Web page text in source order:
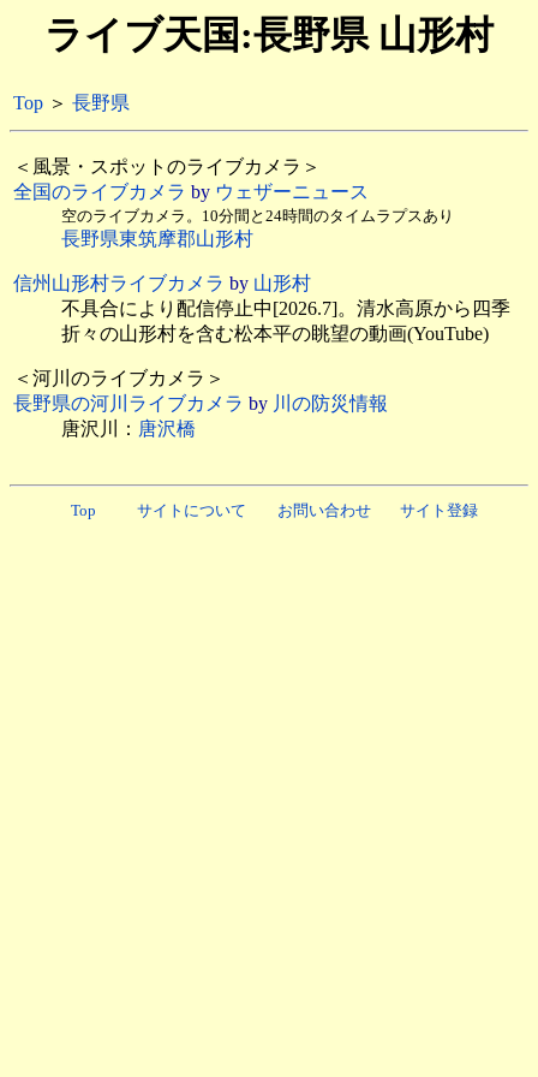
ライブ天国:長野県 山形村
Top ＞ 長野県
＜風景・スポットのライブカメラ＞
全国のライブカメラ by ウェザーニュース
空のライブカメラ。10分間と24時間のタイムラプスあり
長野県東筑摩郡山形村
信州山形村ライブカメラ by 山形村
不具合により配信停止中[2026.7]。清水高原から四季
折々の山形村を含む松本平の眺望の動画(YouTube)
＜河川のライブカメラ＞
長野県の河川ライブカメラ by 川の防災情報
唐沢川： 唐沢橋
Top サイトについて お問い合わせ サイト登録